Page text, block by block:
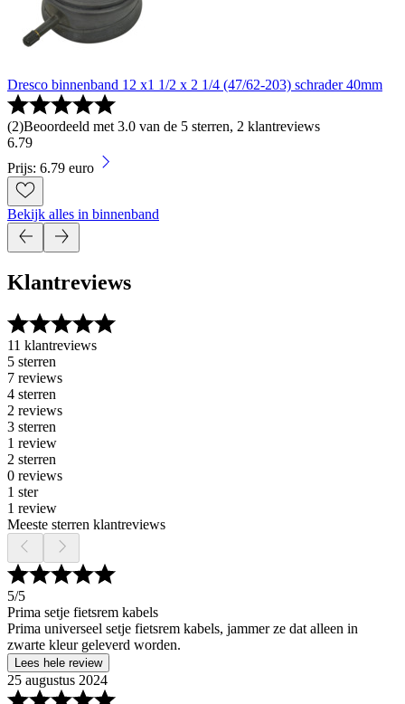
Dresco binnenband 12 x1 1/2 x 2 1/4 (47/62-203) schrader 40mm
(2)Beoordeeld met 3.0 van de 5 sterren, 2 klantreviews
6.79
Prijs: 6.79 euro
Bekijk alles in binnenband
Klantreviews
11 klantreviews
5 sterren
7 reviews
4 sterren
2 reviews
3 sterren
1 review
2 sterren
0 reviews
1 ster
1 review
Meeste sterren klantreviews
5/5
Prima setje fietsrem kabels
Prima universeel setje fietsrem kabels, jammer ze dat alleen in
zwarte kleur geleverd worden.
Lees hele review
25 augustus 2024